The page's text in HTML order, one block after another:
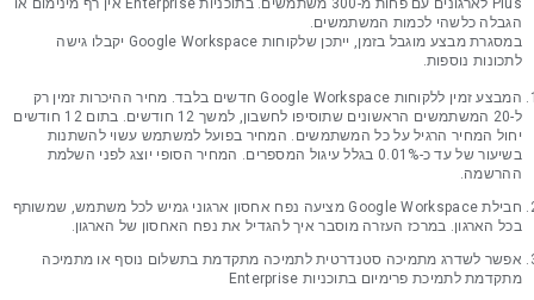
Plus לארגונים עם פחות מ-300 משתמשים. בתוכניות Enterprise אין רף מינימום או
הגבלה כלשהי לכמות המשתמשים.
במסגרת מבצע מוגבל בזמן, ייתכן שלקוחות Google Workspace יקבלו גישה
לתכונות נוספות.
המבצע זמין ללקוחות Google Workspace חדשים בלבד. מחיר ההיכרות זמין רק
ל-20 המשתמשים הראשונים שתוסיפו לחשבון, למשך 12 חודשים. בתום 12 חודשים
יחול המחיר הרגיל על כל המשתמשים. המחיר בפועל למשתמש עשוי להשתנות
בשיעור של עד כ-0.01% בגלל עיגול המספרים. המחיר הסופי יוצג לפני השלמת
ההרשמה.
חבילת Google Workspace מציעה נפח אחסון ארגוני גמיש לכל משתמש, שמשותף
בכל הארגון. במרכז העזרה מוסבר איך להגדיל את נפח האחסון של הארגון.
אפשר לשדרג מתמיכה סטנדרטית לתמיכה מתקדמת בתשלום נוסף או מתמיכה
מתקדמת לתמיכת פרימיום בתוכניות Enterprise